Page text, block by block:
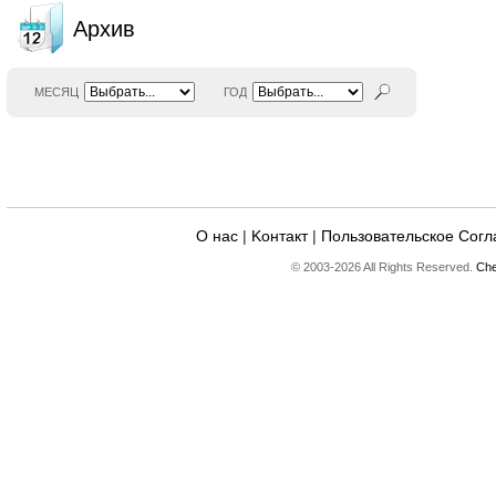
Архив
МЕСЯЦ ГОД
О нас | Kонтакт| Пользовательское
© 2003-2026 All Rights Reserved.